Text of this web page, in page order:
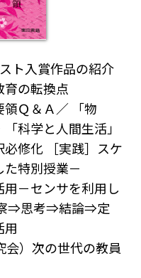
ト入賞作品の紹介
育の転換点
Ｑ＆Ａ／ 「物
科学と人間生活」
修化 ［実践］スケ
特別授業－
－センサを利用し
⇒思考⇒結論⇒定
用
会）次の世代の教員